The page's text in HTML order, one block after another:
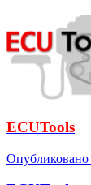
ECUTools
Опубликовано